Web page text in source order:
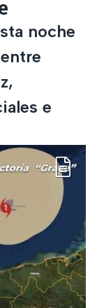
noche
e